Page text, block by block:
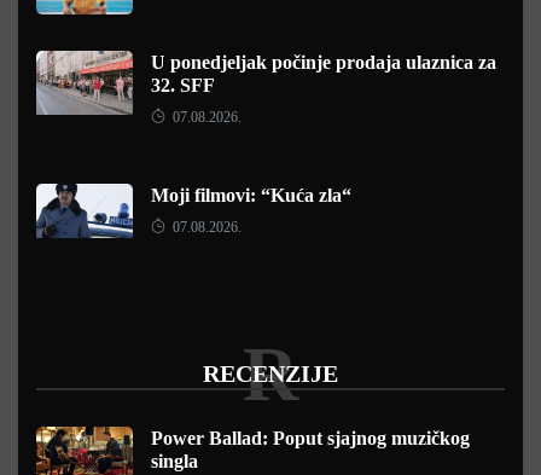
U ponedjeljak počinje prodaja ulaznica za
32. SFF
07.08.2026.
Moji filmovi: “Kuća zla“
07.08.2026.
RECENZIJE
R
Power Ballad: Poput sjajnog muzičkog
singla